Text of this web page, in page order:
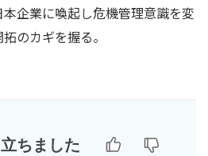
企業に喚起し危機管理意識を変
のカギを握る。
ちました